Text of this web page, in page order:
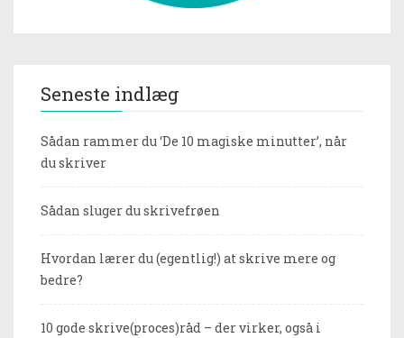
Seneste indlæg
Sådan rammer du ‘De 10 magiske minutter’, når
du skriver
Sådan sluger du skrivefrøen
Hvordan lærer du (egentlig!) at skrive mere og
bedre?
10 gode skrive(proces)råd – der virker, også i